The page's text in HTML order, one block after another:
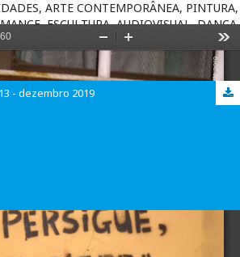
ARTE CONTEMPORÂNEA, PINTURA,
ESCULTURA, AUDIOVISUAL, DANÇA,
MÚSICA, CONTEXTOS DE ATUAÇÃO NAS
ESTÉTICA, CRÍTICA DA ARTE, ARTE E
13 - dezembro 2019